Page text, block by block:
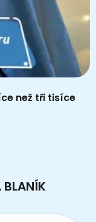
než tři tisíce
BLANÍK